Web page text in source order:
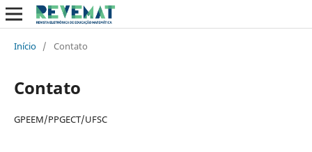
Início / Contato
Contato
GPEEM/PPGECT/UFSC